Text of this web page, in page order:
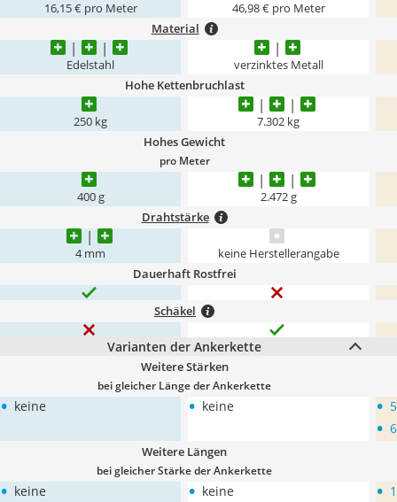
16,15 € pro Meter 46,98 € pro Meter
Material
Edelstahl verzinktes Metall
Hohe Kettenbruchlast
250 kg 7.302 kg
Hohes Gewicht
pro Meter
‎400 g 2.472 g
Drahtstärke
4 mm keine Herstellerangabe
Dauerhaft Rostfrei
Schäkel
Varianten der Ankerkette
Weitere Stärken
bei gleicher Länge der Ankerkette
• keine • keine •
•
Weitere Längen
bei gleicher Stärke der Ankerkette
• keine • keine •